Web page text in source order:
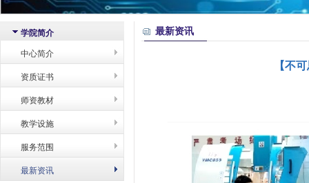
学院简介
中心简介
资质证书
师资教材
教学设施
服务范围
最新资讯
最新资讯
【不